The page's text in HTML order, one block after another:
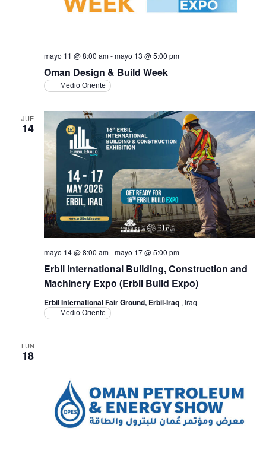
Oman Design & Build Week
mayo 11 @ 8:00 am-mayo 13 @ 5:00 pm
Medio Oriente
JUE
14
Erbil International Building, Construction and
Machinery Expo (Erbil Build Expo)
mayo 14 @ 8:00 am-mayo 17 @ 5:00 pm
Erbil International Fair Ground, Erbil-Iraq , Iraq
Medio Oriente
LUN
18